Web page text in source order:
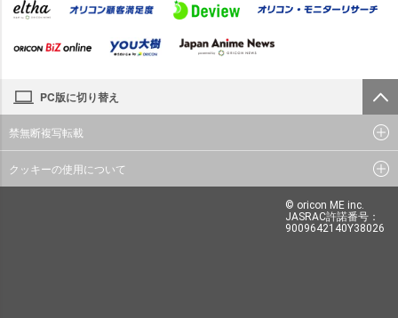
PC版に切り替え
禁無断複写転載
クッキーの使用について
© oricon ME inc.
JASRAC許諾番号：
9009642140Y38026